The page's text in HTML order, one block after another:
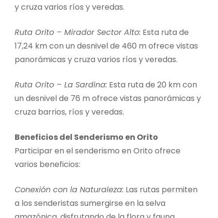
y cruza varios ríos y veredas.
Ruta Orito – Mirador Sector Alto: Esta ruta de
17,24 km con un desnivel de 460 m ofrece vistas
panorámicas y cruza varios ríos y veredas.
Ruta Orito – La Sardina: Esta ruta de 20 km con
un desnivel de 76 m ofrece vistas panorámicas y
cruza barrios, ríos y veredas.
Beneficios del Senderismo en Orito
Participar en el senderismo en Orito ofrece
varios beneficios:
Conexión con la Naturaleza: Las rutas permiten
a los senderistas sumergirse en la selva